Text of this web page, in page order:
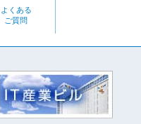
よくある
ご質問